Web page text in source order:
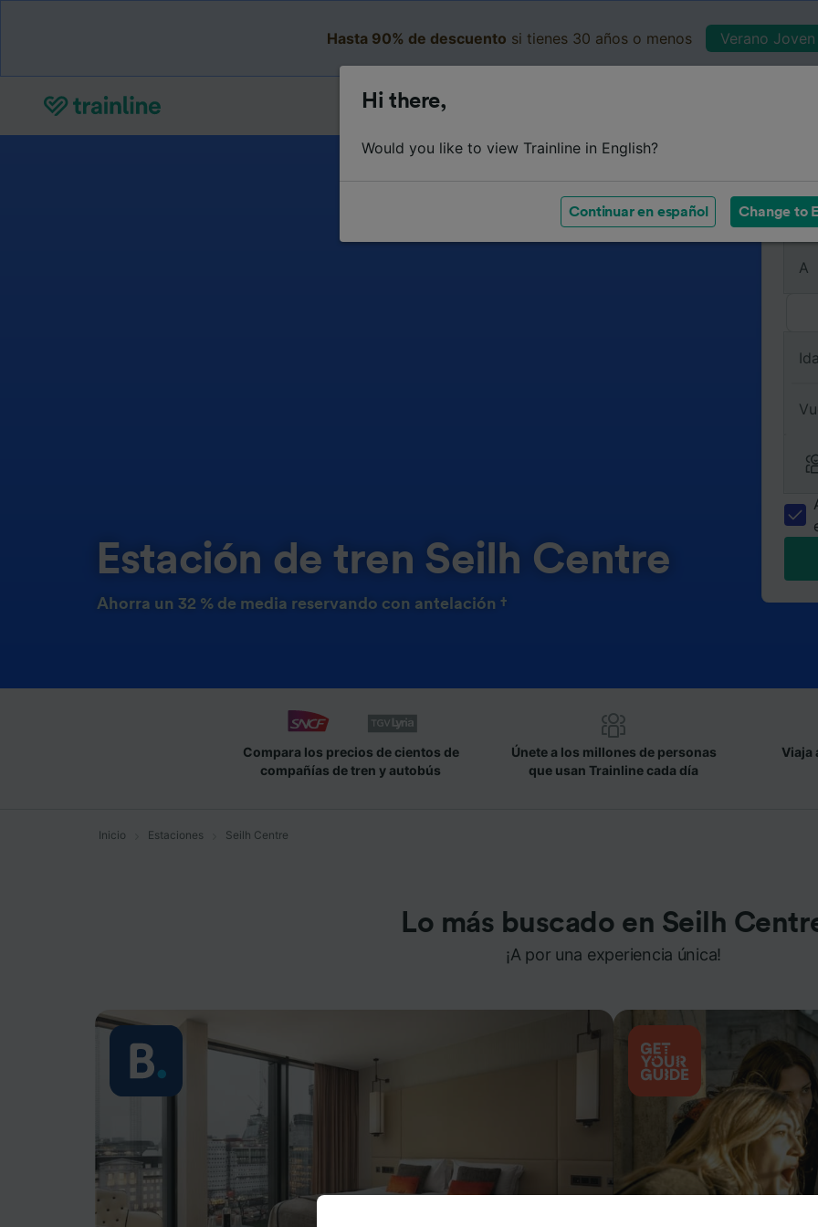
Hasta 90% de descuento si tienes 30 años o menos Verano
Estación de tren Seilh Centre
Ahorra un 32 % de media reservando con antelación †
De
A
Compara los precios de cientos de
compañías de tren y autobús
Únete a los millones de personas
que usan Trainline cada día
Viaja
Inicio Estaciones Seilh Centre
Lo más buscado en Seilh
¡A por una experiencia única!
Hi there,
Would you like to view Trainline in English?
Continuar en español Change to